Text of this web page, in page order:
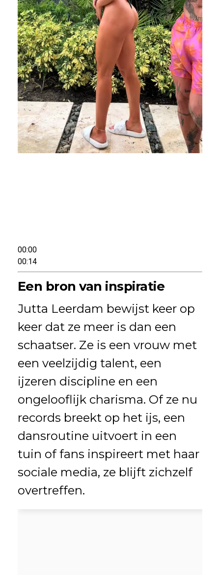
00:00
00:14
Een bron van inspiratie
Jutta Leerdam bewijst keer op
keer dat ze meer is dan een
schaatser. Ze is een vrouw met
een veelzijdig talent, een
ijzeren discipline en een
ongelooflijk charisma. Of ze nu
records breekt op het ijs, een
dansroutine uitvoert in een
tuin of fans inspireert met haar
sociale media, ze blijft zichzelf
overtreffen.